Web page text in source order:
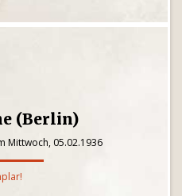
(Berlin)
Mittwoch, 05.02.1936